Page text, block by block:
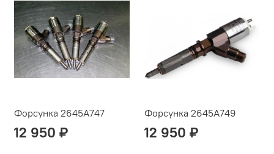
Форсунка 2645A747
12 950 ₽
Форсунка 2645A749
12 950 ₽